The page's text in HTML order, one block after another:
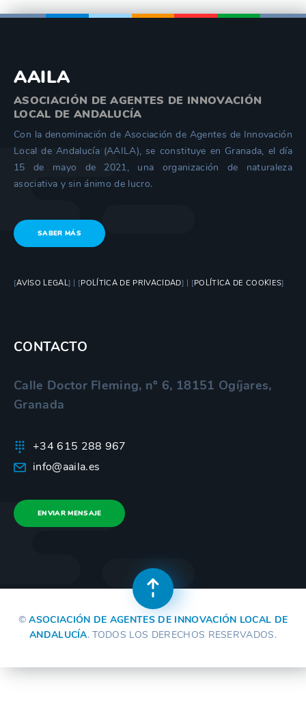
AAILA
ASOCIACIÓN DE AGENTES DE INNOVACIÓN
LOCAL DE ANDALUCÍA
Con la denominación de Asociación de Agentes de Innovación
Local de Andalucía (AAILA), se constituye en Granada, el día
15 de mayo de 2021, una organización de naturaleza
asociativa y sin ánimo de lucro.
SABER MÁS
[AVISO LEGAL] | [POLÍTICA DE PRIVACIDAD] | [POLÍTICA DE COOKIES]
CONTACTO
Calle Doctor Fleming, nº 6, 18151 Ogíjares,
Granada
+34 615 288 967
info@aaila.es
ENVIAR MENSAJE
©ASOCIACIÓN DE AGENTES DE INNOVACIÓN LOCAL DE
ANDALUCÍA. TODOS LOS DERECHOS RESERVADOS.